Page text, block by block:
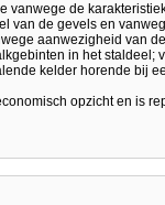
vanwege de
van de gevels en
aanwezigheid van
in het staldeel;
kelder horende bij
opzicht en is